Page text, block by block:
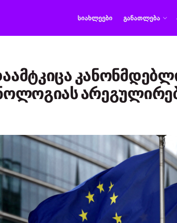
ᲡᲘᲐᲮᲚᲔᲔᲑᲘ ᲒᲐᲜᲐᲗᲚᲔᲑᲐ